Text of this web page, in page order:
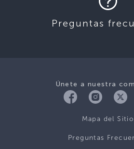
Preguntas
Únete a nuestra
Mapa del Sitio
Preguntas